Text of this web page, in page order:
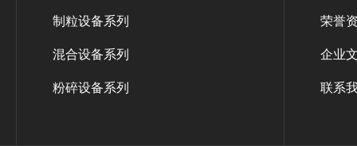
制粒设备系列
混合设备系列
粉碎设备系列
荣誉
企业
联系